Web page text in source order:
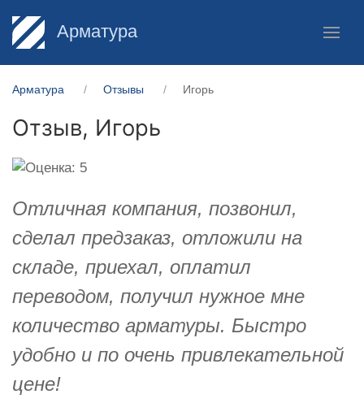
Арматура
Арматура Отзывы Игорь
Отзыв, Игорь
Отличная компания, позвонил,
сделал предзаказ, отложили на
складе, приехал, оплатил
переводом, получил нужное мне
количество арматуры. Быстро
удобно и по очень привлекательной
цене!